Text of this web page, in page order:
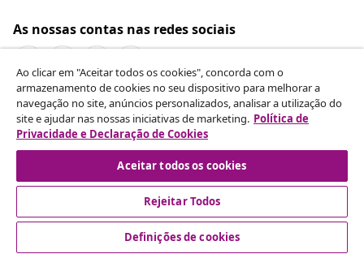
As nossas contas nas redes sociais
Rescindir o contrato
Envie um pedido de rescisão da sua encomenda.
Rescindir o contrato
Atendimento ao cliente
Ao clicar em "Aceitar todos os cookies", concorda com o
armazenamento de cookies no seu dispositivo para melhorar a
navegação no site, anúncios personalizados, analisar a utilização do
site e ajudar nas nossas iniciativas de marketing. Política de
Privacidade e Declaração de Cookies
Aceitar todos os cookies
Rejeitar Todos
Definições de cookies